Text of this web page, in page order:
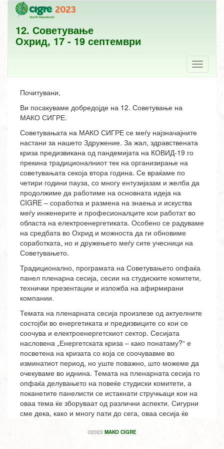
12. Советување
Охрид, 17 - 19 септември
Toggle
©2023 MAKO CIGRE